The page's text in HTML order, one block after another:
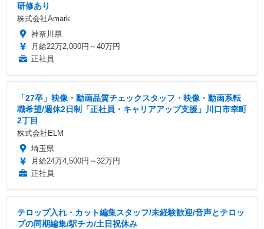
研修あり
株式会社Amark
神奈川県
月給22万2,000円～40万円
正社員
「27卒」映像・動画品質チェックスタッフ・映像・動画系転
職希望/週休2日制「正社員・キャリアアップ支援」川口市幸町
2丁目
株式会社ELM
埼玉県
月給24万4,500円～32万円
正社員
テロップ入れ・カット編集スタッフ/未経験歓迎/音声とテロッ
プの同期編集/駅チカ/土日祝休み